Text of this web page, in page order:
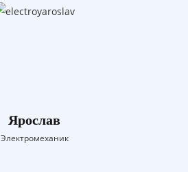
Ярослав
Электромеханик